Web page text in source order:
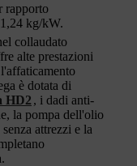
rapporto
kg/kW.
collaudato
alte prestazioni
è dotata di
HD2 , i dadi anti-
la pompa dell'olio
attrezzi e la